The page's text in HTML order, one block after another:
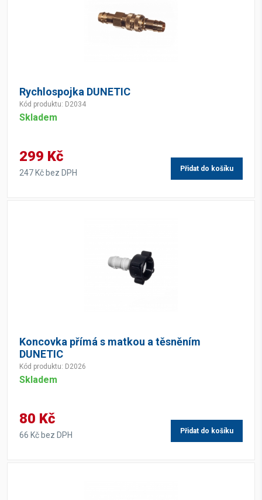
Rychlospojka DUNETIC
Kód produktu: D2034
Skladem
299 Kč
247 Kč bez DPH Přidat do košíku
Koncovka přímá s matkou a těsněním
DUNETIC
Kód produktu: D2026
Skladem
80 Kč
66 Kč bez DPH Přidat do košíku